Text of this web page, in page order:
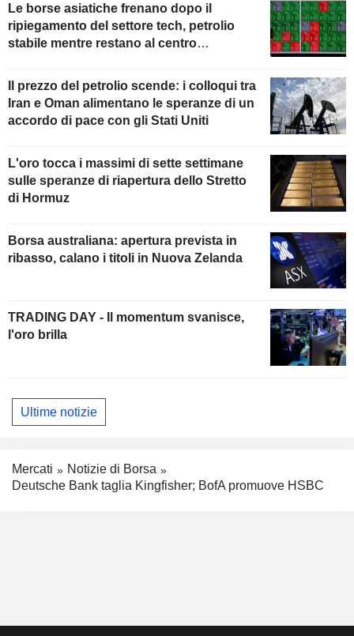
Le borse asiatiche frenano dopo il
ripiegamento del settore tech, petrolio
stabile mentre restano al centro
Il prezzo del petrolio scende: i colloqui tra
Iran e Oman alimentano le speranze di un
accordo di pace con gli Stati Uniti
L'oro tocca i massimi di sette settimane
sulle speranze di riapertura dello Stretto
di Hormuz
Borsa australiana: apertura prevista in
ribasso, calano i titoli in Nuova Zelanda
TRADING DAY - Il momentum svanisce,
l'oro brilla
Ultime notizie
Mercati
Notizie di Borsa
Deutsche Bank taglia Kingfisher; BofA promuove HSBC